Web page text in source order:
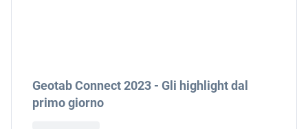
Geotab Connect 2023 - Gli highlight dal
primo giorno